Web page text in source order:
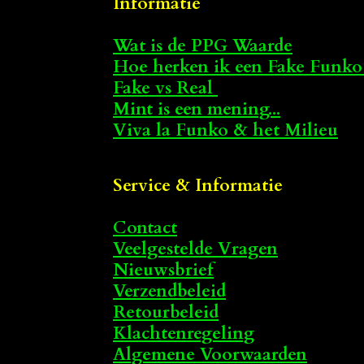
Wat is de PPG Waarde
Hoe herken ik een Fake Funko
Fake vs Real
Mint is een mening...
Viva la Funko & het Milieu
Service & Informatie
Contact
Veelgestelde Vragen
Nieuwsbrief
Verzendbeleid
Retourbeleid
Klachtenregeling
Algemene Voorwaarden